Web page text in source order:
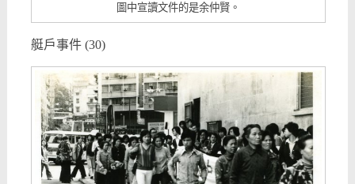
圖中宣讀文件的是余仲賢。
艇戶事件 (30)